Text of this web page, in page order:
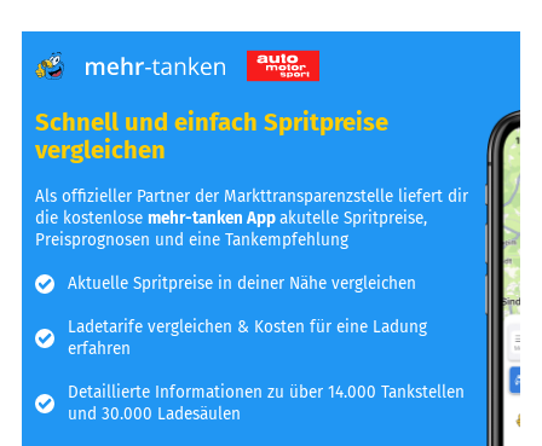
Schnell und einfach Spritpreise
vergleichen
Als offizieller Partner der Markttransparenzstelle liefert dir
die kostenlosemehr-tanken Appakutelle Spritpreise,
Preisprognosen und eine Tankempfehlung
Aktuelle Spritpreise in deiner Nähe vergleichen
Ladetarife vergleichen & Kosten für eine Ladung
erfahren
Detaillierte Informationen zu über 14.000 Tankstellen
und 30.000 Ladesäulen